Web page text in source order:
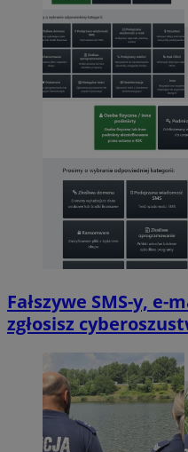
Fałszywe SMS-y, e-
zgłosisz